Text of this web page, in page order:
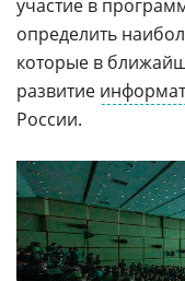
участие в
определить
которые в
развитие
России.